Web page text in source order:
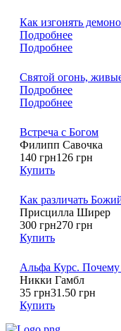
Как изгонять
Подробнее
Подробнее
Святой огонь,
Подробнее
Подробнее
Встреча с Богом
Филипп Савочка
140 грн126 грн
Купить
Как различать
Присцилла Ширер
300 грн270 грн
Купить
Альфа Курс.
Никки Гамбл
35 грн31.50 грн
Купить